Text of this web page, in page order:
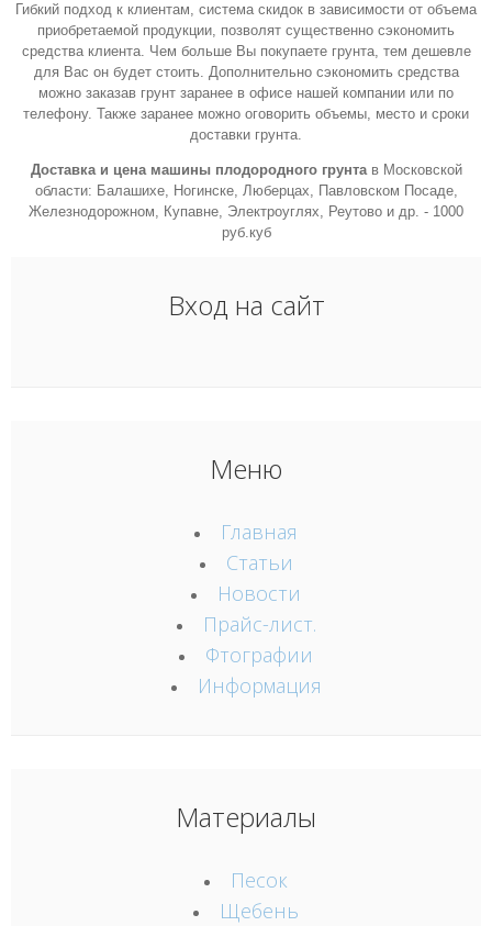
Гибкий подход к клиентам, система скидок в зависимости от объема
приобретаемой продукции, позволят существенно сэкономить
средства клиента. Чем больше Вы покупаете грунта, тем дешевле
для Вас он будет стоить. Дополнительно сэкономить средства
можно заказав грунт заранее в офисе нашей компании или по
телефону. Также заранее можно оговорить объемы, место и сроки
доставки грунта.
Доставка и цена машины плодородного грунтав Московской
области: Балашихе, Ногинске, Люберцах, Павловском Посаде,
Железнодорожном, Купавне, Электроуглях, Реутово и др. - 1000
руб.куб
Вход на сайт
Меню
Главная
Статьи
Новости
Прайс-лист.
Фтографии
Информация
Материалы
Песок
Щебень